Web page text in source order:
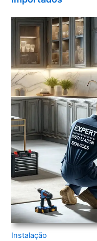
Instalação